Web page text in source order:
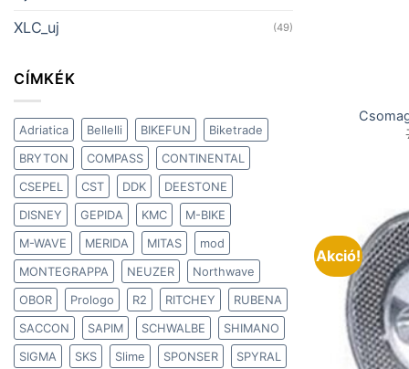
XLC_uj (49)
CÍMKÉK
Adriatica Bellelli BIKEFUN
Biketrade
BRYTON
COMPASS
CONTINENTAL
CSEPEL
CST DDK
DEESTONE
DISNEY
GEPIDA KMC
M-BIKE
M-WAVE
MERIDA MITAS
mod
MONTEGRAPPA
NEUZER
Northwave
OBOR
Prologo R2 RITCHEY
RUBENA
SACCON
SAPIM SCHWALBE
SHIMANO
SIGMA
SKS Slime SPONSER SPYRAL
Akció!